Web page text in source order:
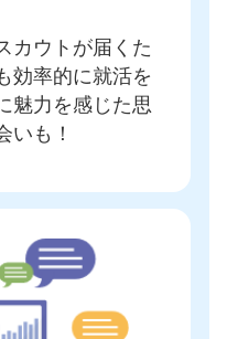
カウトが届く た
効率的に就活を
魅力を感じた思
いも！